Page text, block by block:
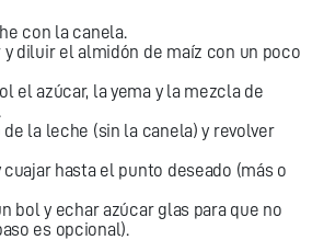
con la canela.
y diluir el almidón de maíz con un poco
el azúcar, la yema y la mezcla de
la leche (sin la canela) y revolver
cuajar hasta el punto deseado (más o
bol y echar azúcar glas para que no
es opcional).